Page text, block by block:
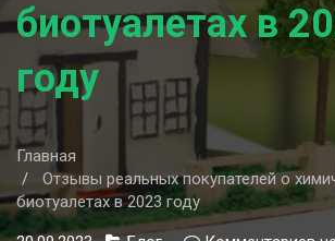
биотуалетах в
году
Главная
Отзывы реальных покупателей о
биотуалетах в 2023 году